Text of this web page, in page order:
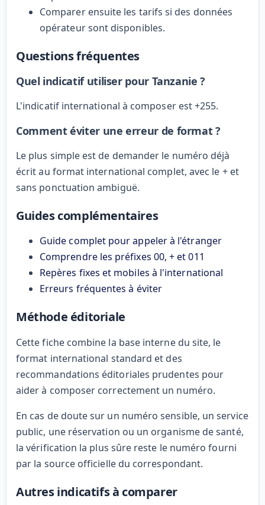
Comparer ensuite les tarifs si des données
opérateur sont disponibles.
Questions fréquentes
Quel indicatif utiliser pour Tanzanie ?
L'indicatif international à composer est +255.
Comment éviter une erreur de format ?
Le plus simple est de demander le numéro déjà
écrit au format international complet, avec le + et
sans ponctuation ambiguë.
Guides complémentaires
Guide complet pour appeler à l'étranger
Comprendre les préfixes 00, + et 011
Repères fixes et mobiles à l'international
Erreurs fréquentes à éviter
Méthode éditoriale
Cette fiche combine la base interne du site, le
format international standard et des
recommandations éditoriales prudentes pour
aider à composer correctement un numéro.
En cas de doute sur un numéro sensible, un service
public, une réservation ou un organisme de santé,
la vérification la plus sûre reste le numéro fourni
par la source officielle du correspondant.
Autres indicatifs à comparer